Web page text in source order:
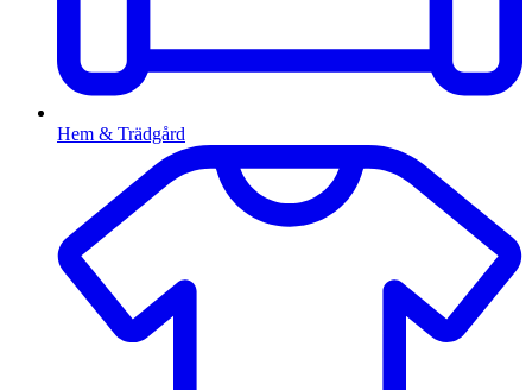
Hem & Trädgård